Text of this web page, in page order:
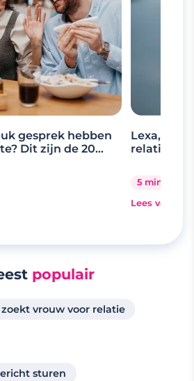
gesprek hebben
Dit zijn de 20
Lexa, de
relaties
5 minuten
Lees verder
populair
vrouw voor relatie
sturen